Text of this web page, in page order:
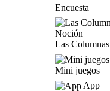
Encuesta
Las Columnas
Mini juegos
App